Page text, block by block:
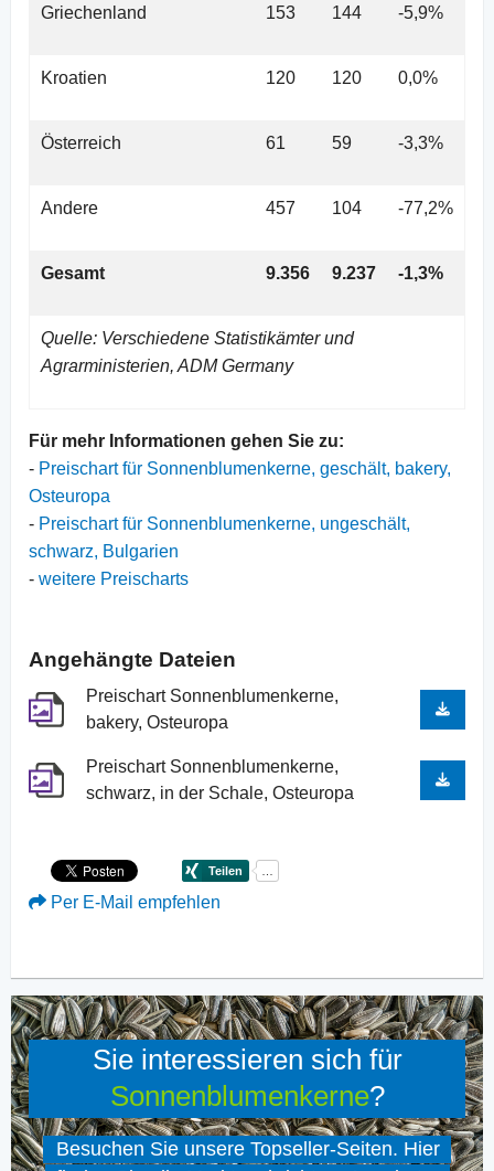
Griechenland 153 144 -5,9%
Kroatien 120 120 0,0%
Österreich 61 59 -3,3%
Andere 457 104 -77,2%
Gesamt 9.356 9.237 -1,3%
Quelle: Verschiedene Statistikämter und
Agrarministerien, ADM Germany
Für mehr Informationen gehen Sie zu:
- Preischart für Sonnenblumenkerne, geschält, bakery,
Osteuropa
- Preischart für Sonnenblumenkerne, ungeschält,
schwarz, Bulgarien
- weitere Preischarts
Angehängte Dateien
Preischart Sonnenblumenkerne,
bakery, Osteuropa
Preischart Sonnenblumenkerne,
schwarz, in der Schale, Osteuropa
Per E-Mail empfehlen
Sie interessieren sich für
Sonnenblumenkerne?
Besuchen Sie unsere Topseller-Seiten. Hier